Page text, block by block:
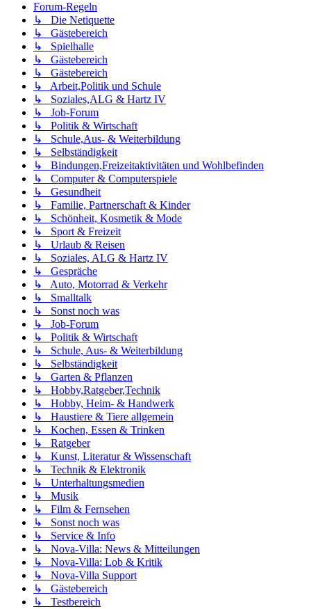
Forum-Regeln
↳ Die Netiquette
↳ Gästebereich
↳ Spielhalle
↳ Gästebereich
↳ Gästebereich
↳ Arbeit,Politik und Schule
↳ Soziales,ALG & Hartz IV
↳ Job-Forum
↳ Politik & Wirtschaft
↳ Schule,Aus- & Weiterbildung
↳ Selbständigkeit
↳ Bindungen,Freizeitaktivitäten und Wohlbefinden
↳ Computer & Computerspiele
↳ Gesundheit
↳ Familie, Partnerschaft & Kinder
↳ Schönheit, Kosmetik & Mode
↳ Sport & Freizeit
↳ Urlaub & Reisen
↳ Soziales, ALG & Hartz IV
↳ Gespräche
↳ Auto, Motorrad & Verkehr
↳ Smalltalk
↳ Sonst noch was
↳ Job-Forum
↳ Politik & Wirtschaft
↳ Schule, Aus- & Weiterbildung
↳ Selbständigkeit
↳ Garten & Pflanzen
↳ Hobby,Ratgeber,Technik
↳ Hobby, Heim- & Handwerk
↳ Haustiere & Tiere allgemein
↳ Kochen, Essen & Trinken
↳ Ratgeber
↳ Kunst, Literatur & Wissenschaft
↳ Technik & Elektronik
↳ Unterhaltungsmedien
↳ Musik
↳ Film & Fernsehen
↳ Sonst noch was
↳ Service & Info
↳ Nova-Villa: News & Mitteilungen
↳ Nova-Villa: Lob & Kritik
↳ Nova-Villa Support
↳ Gästebereich
↳ Testbereich